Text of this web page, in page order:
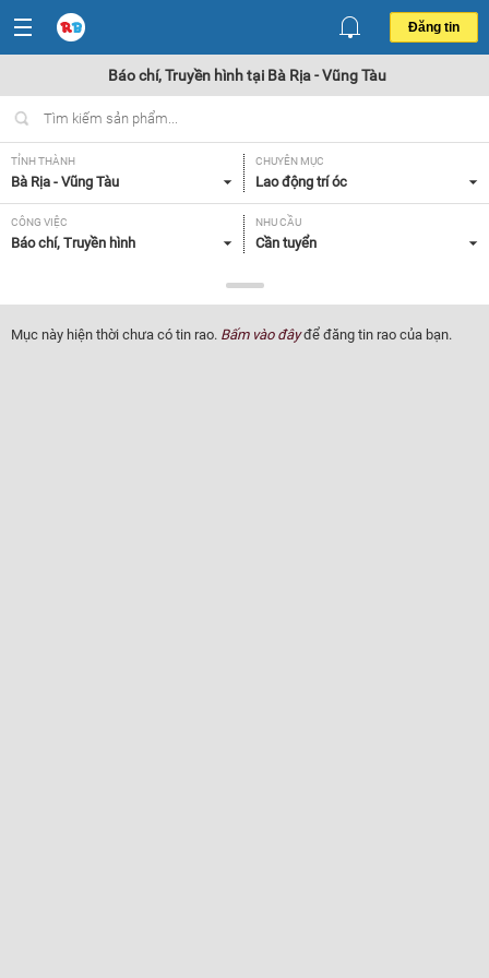
Đăng tin
Báo chí, Truyền hình tại Bà Rịa - Vũng Tàu
TỈNH THÀNH
Bà Rịa - Vũng Tàu
CHUYÊN MỤC
Lao động trí óc
CÔNG VIỆC
Báo chí, Truyền hình
NHU CẦU
Cần tuyển
Tất cả
Mục này hiện thời chưa có tin rao. Bấm vào đâyđể đăng tin rao của bạn.